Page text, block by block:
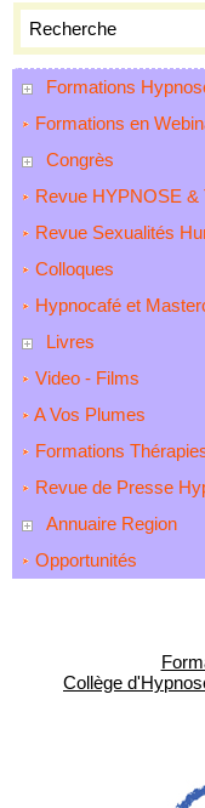
Formations
Formations en
Congrès
Revue HYPNOSE &
Revue Sexualités
Colloques
Hypnocafé et
Livres
Video - Films
A Vos Plumes
Formations
Revue de Presse
Annuaire Region
Opportunités
Collège